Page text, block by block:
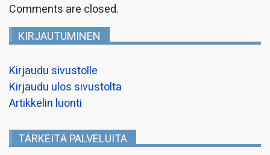
Comments are closed.
KIRJAUTUMINEN
Kirjaudu sivustolle
Kirjaudu ulos sivustolta
Artikkelin luonti
TÄRKEITÄ PALVELUITA